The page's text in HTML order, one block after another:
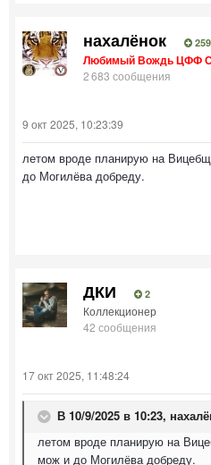
нахалёнок 259
Любимый Вождь ЦФФ
2 683 сообщения
9 окт 2025, 10:23:39
летом вроде планирую на
до Могилёва добреду.
ДКИ 2
Коллекционер
42 сообщения
17 окт 2025, 11:48:24
В 10/9/2025 в 10:23,
летом вроде планирую на
мож и до Могилёва добреду.